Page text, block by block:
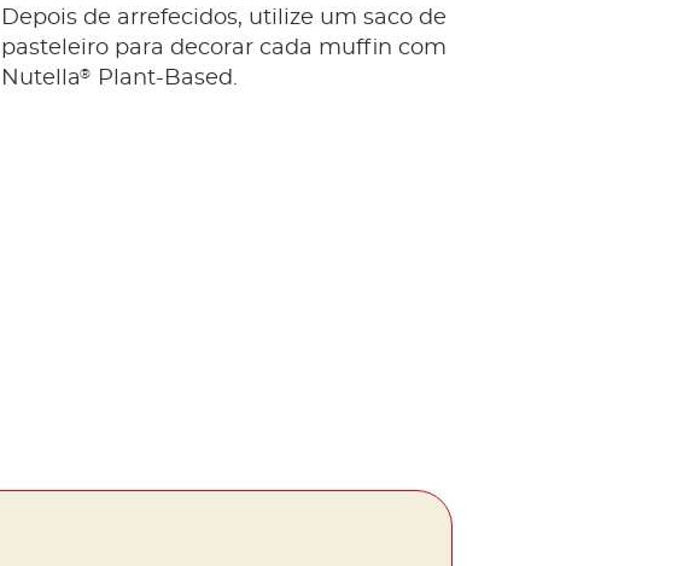
Depois de arrefecidos, utilize um saco de
pasteleiro para decorar cada muffin com
Nutella® Plant-Based.